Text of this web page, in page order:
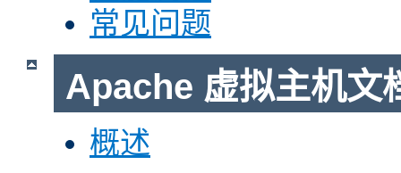
常见问题
Apache 虚拟主机文
概述